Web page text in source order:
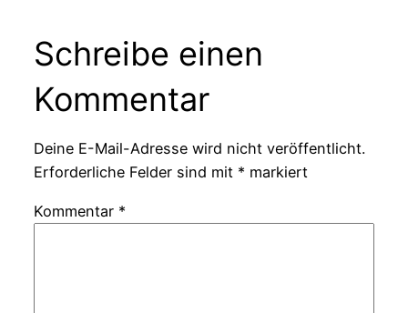
Schreibe einen
Kommentar
Deine E-Mail-Adresse wird nicht veröffentlicht.
Erforderliche Felder sind mit * markiert
Kommentar *